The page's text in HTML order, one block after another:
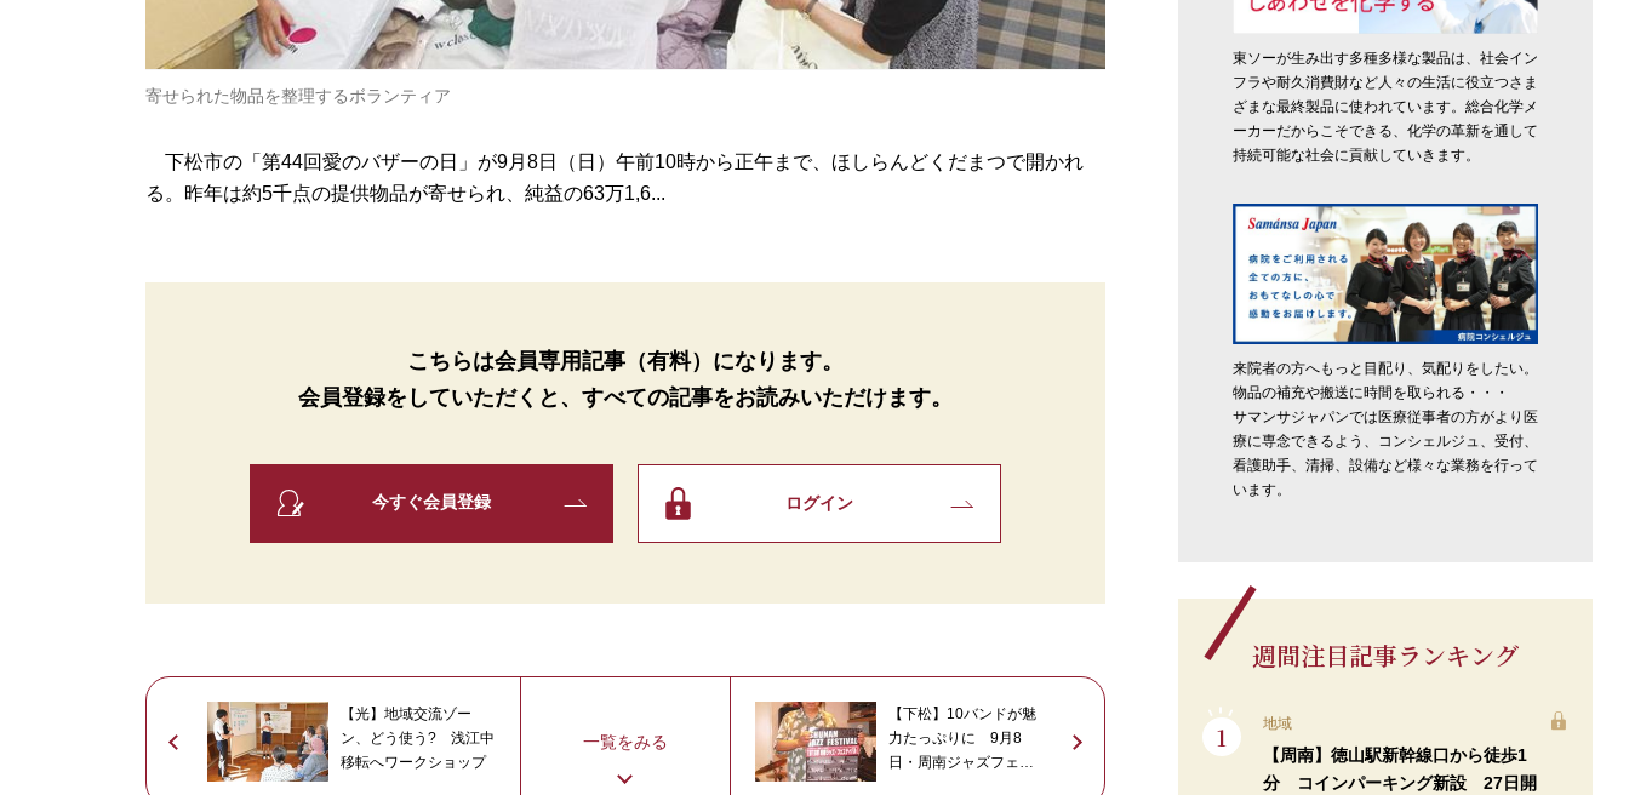
寄せられた物品を整理するボランティア
下松市の「第44回愛のバザーの日」が9月8日（日）午前10時から正午まで、ほしらんどくだまつで開かれ
る。昨年は約5千点の提供物品が寄せられ、純益の63万1,6...
こちらは会員専用記事（有料）になります。
会員登録をしていただくと、 すべての記事をお読みいただけます。
今すぐ会員登録 ログイン
【光】地域交流ゾー
ン、どう使う? 浅江中
移転へワークショップ
一覧をみる
【下松】10バンドが魅
力たっぷりに 9月8
日・周南ジャズフェス
東ソーが生み出す多種多様な製品は、社会イン
フラや耐久消費財など人々の生活に役立つさま
ざまな最終製品に使われています。総合化学メ
ーカーだからこそできる、化学の革新を通して
持続可能な社会に貢献していきます。
来院者の方へもっと目配り、気配りをしたい。
物品の補充や搬送に時間を取られる・・・
サマンサジャパンでは医療従事者の方がより医
療に専念できるよう、コンシェルジュ、受付、
看護助手、清掃、設備など様々な業務を行って
います。
週間注目記事ランキング
地域
【周南】徳山駅新幹線口から徒歩1
分 コインパーキング新設 27日開